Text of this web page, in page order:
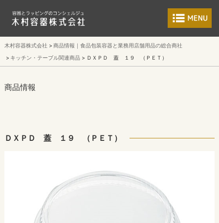
食品包装容器と
木村容器株式会社
商品情報｜食品包装容器と業務用店舗用品の総合商社
キッチン・テーブル関連商品
ＤＸＰＤ 蓋 １９ （ＰＥＴ）
商品情報
ＤＸＰＤ 蓋 １９ （ＰＥＴ）